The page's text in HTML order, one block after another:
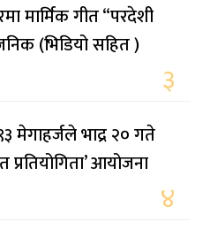
मार्मिक गीत “परदेशी
(भिडियो सहित )
३
मेगाहर्जले भाद्र २० गते
आयोजना
४